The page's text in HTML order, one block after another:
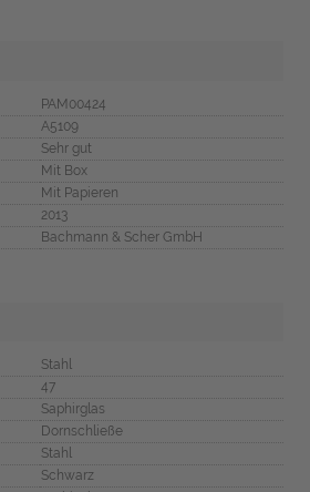
PAM00424
A5109
Sehr gut
Mit Box
Mit Papieren
2013
Bachmann & Scher GmbH
Stahl
47
Saphirglas
Dornschließe
Stahl
Schwarz